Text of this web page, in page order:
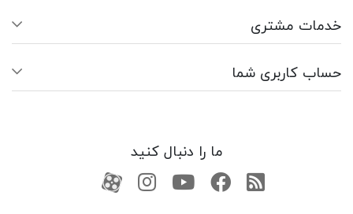
خدمات مشتری
حساب کاربری شما
ما را دنبال کنید
RSSفیسبوکیوتیوبکانال آپارات
کانال آپارات